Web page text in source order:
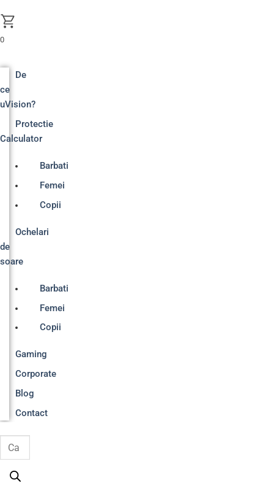
to
content
0
De
ce
uVision?
Protectie
Calculator
Barbati
Femei
Copii
Ochelari
de
soare
Barbati
Femei
Copii
Gaming
Corporate
Blog
Contact
search